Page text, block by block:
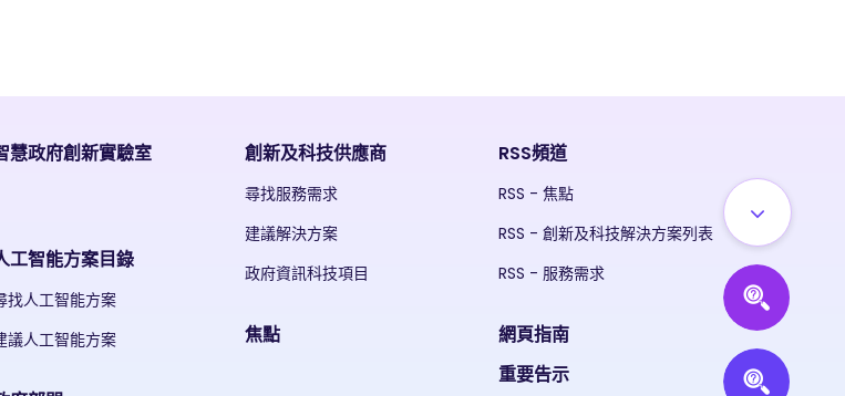
慧政府創新實驗室
工智能方案目錄
找人工智能方案
議人工智能方案
創新及科技供應商
尋找服務需求
建議解決方案
政府資訊科技項目
焦點
RSS頻道
RSS - 焦點
RSS - 創新及科技解決方案列表
RSS - 服務需求
網頁指南
重要告示